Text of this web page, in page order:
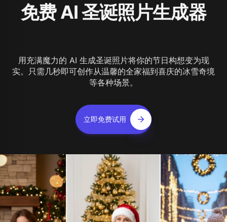
免费 AI 圣诞照片生成器
用充满魔力的 AI 生成圣诞照片将你的节日构想变为现
实。只需几秒即可创作从温馨的全家福到喜庆的冰雪奇境
等各种场景。
立即免费试用